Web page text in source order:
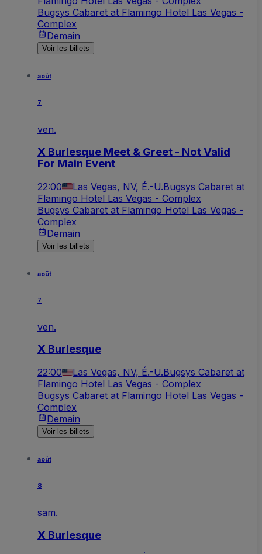
Bugsys Cabaret at Flamingo Hotel Las Vegas -
Complex
Demain
Voir les billets
août
7
ven.
X Burlesque Meet & Greet - Not Valid
For Main Event
22:00 Las Vegas, NV, É.-U.Bugsys Cabaret at
Flamingo Hotel Las Vegas - Complex
Bugsys Cabaret at Flamingo Hotel Las Vegas -
Complex
Demain
Voir les billets
août
7
ven.
X Burlesque
22:00 Las Vegas, NV, É.-U.Bugsys Cabaret at
Flamingo Hotel Las Vegas - Complex
Bugsys Cabaret at Flamingo Hotel Las Vegas -
Complex
Demain
Voir les billets
août
8
sam.
X Burlesque